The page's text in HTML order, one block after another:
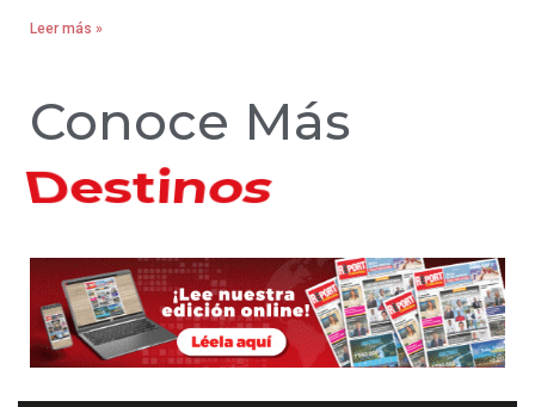
Leer más »
Conoce Más
Hoteles